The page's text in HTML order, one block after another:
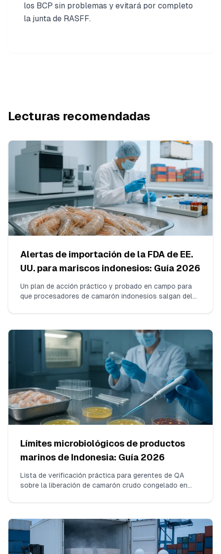
los BCP sin problemas y evitará por completo
la junta de RASFF.
Lecturas recomendadas
Alertas de importación de la FDA de EE.
UU. para mariscos indonesios: Guía 2026
Un plan de acción práctico y probado en campo para
que procesadores de camarón indonesios salgan del
ensamblaje del paquete de evidencia y cómo
comunicarse con la FDA.
Límites microbiológicos de productos
marinos de Indonesia: Guía 2026
Lista de verificación práctica para gerentes de QA
sobre la liberación de camarón crudo congelado en
muestras por lote, cómo interpretar resultados
marginales y qué debe aparecer en el COA.